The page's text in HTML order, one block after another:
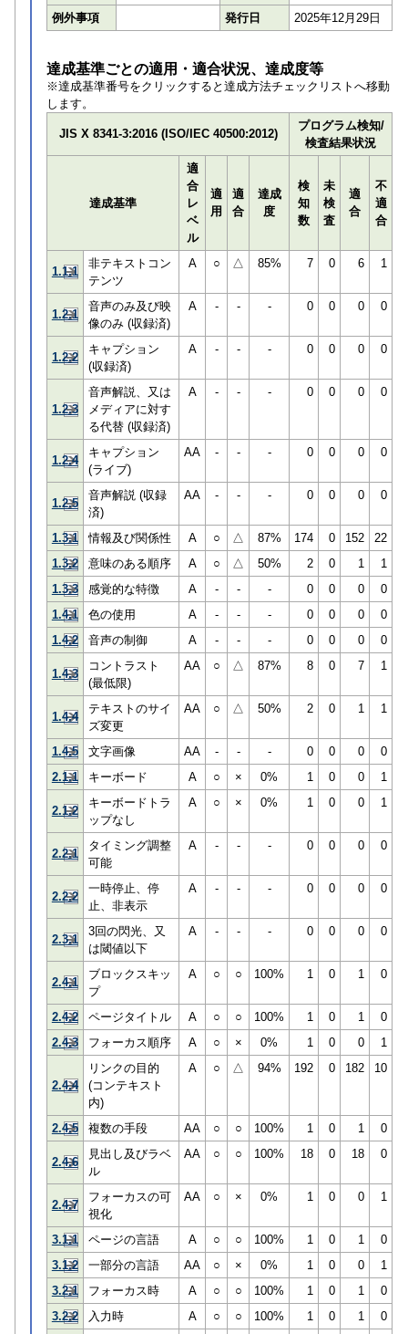
例外事項 発行日 2025年12月29日
達成基準ごとの適用・適合状況、達成度等
※達成基準番号をクリックすると達成方法チェックリストへ移動
します。
JIS X 8341-3:2016 (ISO/IEC 40500:2012)
プログラム検知/
検査結果状況
達成基準
適
合
レ
ベ
ル
適
用
適
合
達成
度
検
知
数
未
検
査
適
合
不
適
合
1.1.1
非テキストコン
テンツ
A ○ △ 85% 7 0 6 1
1.2.1
音声のみ及び映
像のみ (収録済)
A - - - 0 0 0 0
1.2.2
キャプション
(収録済)
A - - - 0 0 0 0
1.2.3
音声解説、又は
メディアに対す
る代替 (収録済)
A - - - 0 0 0 0
1.2.4
キャプション
(ライブ)
AA - - - 0 0 0 0
1.2.5
音声解説 (収録
済)
AA - - - 0 0 0 0
1.3.1 情報及び関係性 A ○ △ 87% 174 0 152
22
1.3.2
意味のある順序 A ○ △ 50% 2 0 1
1
1.3.3
感覚的な特徴 A - - - 0 0 0
0
1.4.1
色の使用 A - - - 0 0 0
0
1.4.2
音声の制御 A - - - 0 0 0 0
1.4.3
コントラスト
(最低限)
AA ○ △ 87% 8 0 7 1
1.4.4
テキストのサイ
ズ変更
AA ○ △ 50% 2 0 1 1
1.4.5 文字画像 AA - - - 0 0 0
0
2.1.1
キーボード A ○ × 0% 1 0 0 1
2.1.2
キーボードトラ
ップなし
A ○ × 0% 1 0 0 1
2.2.1
タイミング調整
可能
A - - - 0 0 0 0
2.2.2
一時停止、停
止、非表示
A - - - 0 0 0 0
2.3.1
3回の閃光、又
は閾値以下
A - - - 0 0 0 0
2.4.1
ブロックスキッ
プ
A ○ ○ 100% 1 0 1 0
2.4.2 ページタイトル A ○ ○ 100% 1 0 1
0
2.4.3
フォーカス順序 A ○ × 0% 1 0 0 1
2.4.4
リンクの目的
(コンテキスト
内)
A ○ △ 94% 192 0 182 10
2.4.5 複数の手段 AA ○ ○ 100% 1 0 1 0
2.4.6
見出し及びラベ
ル
AA ○ ○ 100% 18 0 18 0
2.4.7
フォーカスの可
視化
AA ○ × 0% 1 0 0 1
3.1.1 ページの言語 A ○ ○ 100% 1 0 1
0
3.1.2
一部分の言語 AA ○ × 0% 1 0 0
1
3.2.1
フォーカス時 A ○ ○ 100% 1 0 1
0
3.2.2
入力時 A ○ ○ 100% 1 0 1 0